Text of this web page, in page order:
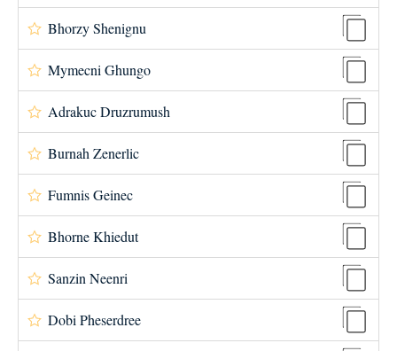
Bhorzy Shenignu
Mymecni Ghungo
Adrakuc Druzrumush
Burnah Zenerlic
Fumnis Geinec
Bhorne Khiedut
Sanzin Neenri
Dobi Pheserdree